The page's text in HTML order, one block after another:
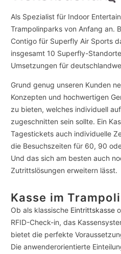
Als Spezialist für Indoor
Trampolinparks von Anfang an.
Contigo für Superfly Air Sports
insgesamt 10 Superfly-
Umsetzungen für
Grund genug unseren Kunden
Konzepten und hochwertigen
zu bieten, welches individuell
zugeschnitten sein sollte. Ein
Tagestickets auch individuelle
die Besuchszeiten für 60, 90
Und das sich am besten auch
Zutrittslösungen erweitern lässt.
Kasse im
Ob als klassische Eintrittskasse
RFID-Check-in, das
bietet die perfekte
Die anwenderorientierte